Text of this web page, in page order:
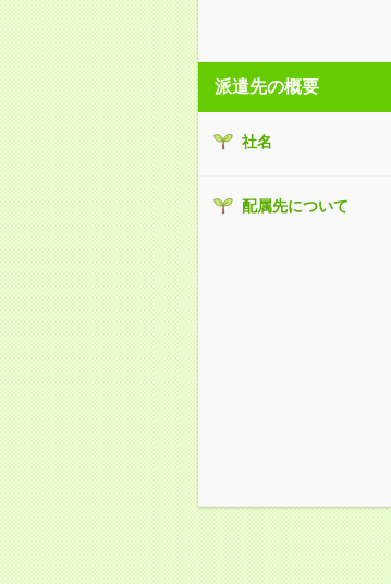
派遣先の概要
社名
配属先について